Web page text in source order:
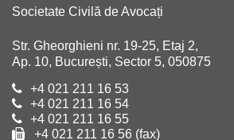
Societate Civilă de Avocați
Str. Gheorghieni nr. 19-25, Etaj 2,
Ap. 10, București, Sector 5, 050875
+4 021 211 16 53
+4 021 211 16 54
+4 021 211 16 55
+4 021 211 16 56 (fax)